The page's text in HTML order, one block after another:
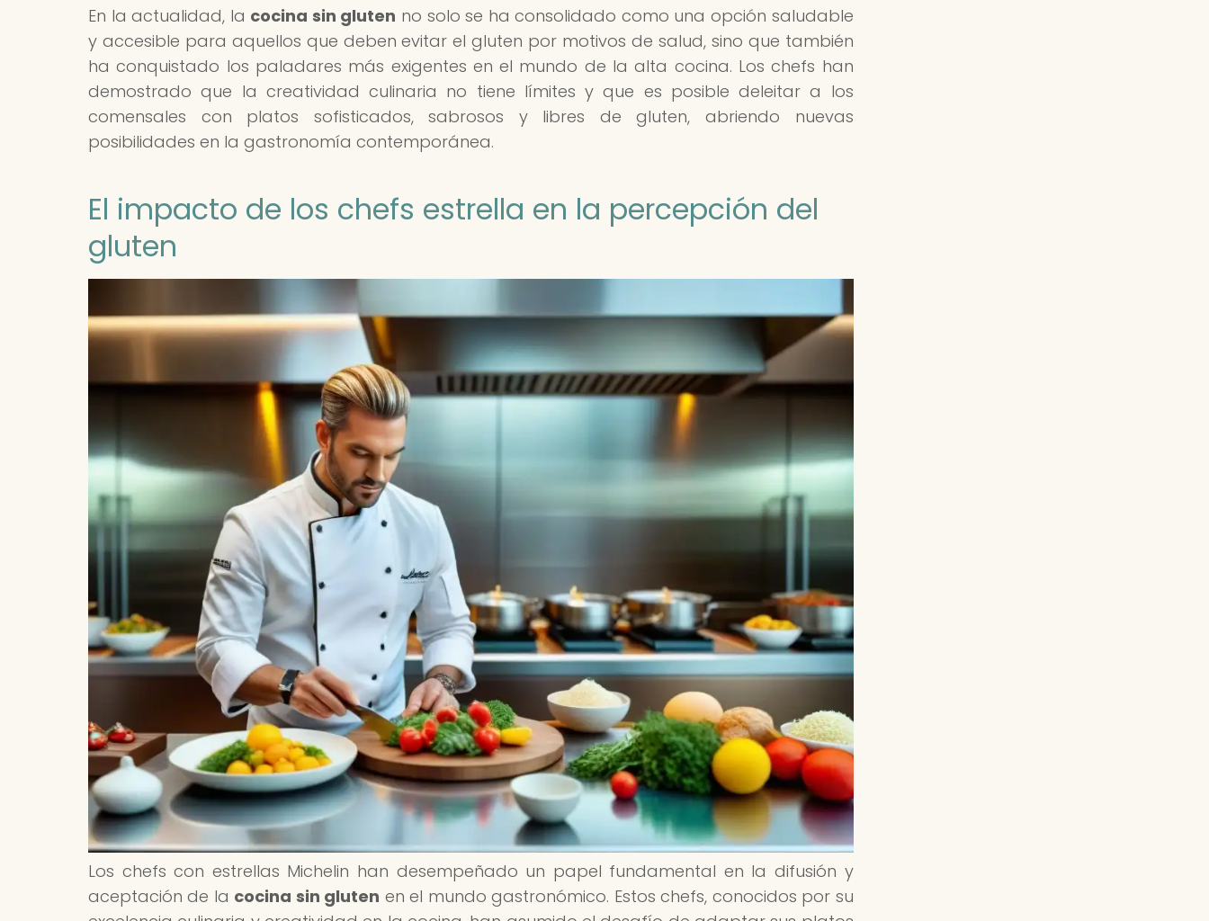
En la actualidad, la cocina sin gluten no solo se ha consolidado como una opción saludable
y accesible para aquellos que deben evitar el gluten por motivos de salud, sino que también
ha conquistado los paladares más exigentes en el mundo de la alta cocina. Los chefs han
demostrado que la creatividad culinaria no tiene límites y que es posible deleitar a los
comensales con platos sofisticados, sabrosos y libres de gluten, abriendo nuevas
posibilidades en la gastronomía contemporánea.
El impacto de los chefs estrella en la percepción del
gluten
Los chefs con estrellas Michelin han desempeñado un papel fundamental en la difusión y
aceptación de la cocina sin gluten en el mundo gastronómico. Estos chefs, conocidos por su